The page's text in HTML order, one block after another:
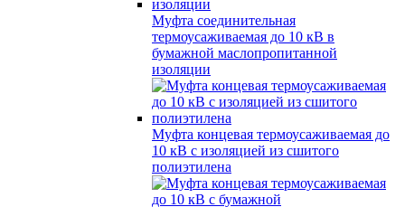
Муфта соединительная
термоусаживаемая до 10 кВ в
бумажной маслопропитанной
изоляции
Муфта концевая термоусаживаемая до
10 кВ с изоляцией из сшитого
полиэтилена